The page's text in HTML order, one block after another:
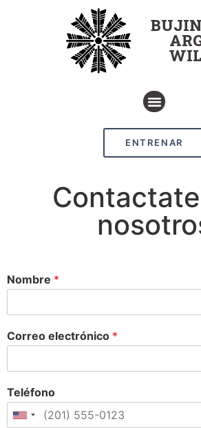
ENTRENAR
Nombre *
Correo electrónico *
Teléfono